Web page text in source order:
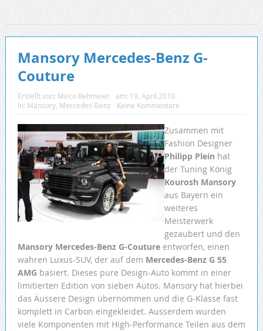
Mansory Mercedes-Benz G-
Couture
Erstellt von: Mirco Rehmeier am: 19. April 2010
In: Mansory, Mercedes-Benz Keine Kommentare
Zusammen mit
Fashion Designer
Philipp Plein hat
der Tuning König
Kourosh Mansory
aus Bayern ein
weiteres
Meisterwerk
gezaubert und den
Mansory Mercedes-Benz G-Coutureentworfen, einen
wahren Luxus-SUV, der auf dem Mercedes-Benz G 55
AMG basiert. Dieses pure Design-Auto kommt in einer
limitierten Edition von sieben Autos. Mansory hat hierbei
das Äussere Design übernommen und die G-Klasse fast
komplett in Carbon eingekleidet. Ausserdem wurden
viele Komponenten mit High-Performance Teilen aus dem